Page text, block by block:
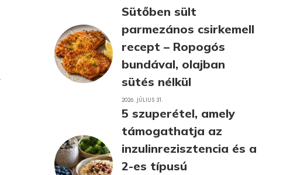
Sütőben sült
parmezános csirkemell
recept – Ropogós
bundával, olajban
sütés nélkül
2026. JÚLIUS 31.
5 szuperétel, amely
támogathatja az
inzulinrezisztencia és a
2-es típusú